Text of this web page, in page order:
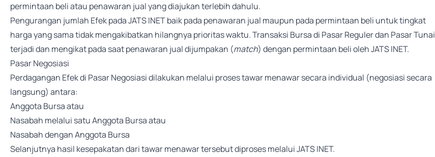
permintaan beli atau penawaran jual yang diajukan terlebih dahulu.
Pengurangan jumlah Efek pada JATS INET baik pada penawaran jual maupun pada permintaan beli untuk tingkat
harga yang sama tidak mengakibatkan hilangnya prioritas waktu. Transaksi Bursa di Pasar Reguler dan Pasar Tunai
terjadi dan mengikat pada saat penawaran jual dijumpakan (match) dengan permintaan beli oleh JATS INET.
Pasar Negosiasi
Perdagangan Efek di Pasar Negosiasi dilakukan melalui proses tawar menawar secara individual (negosiasi secara
langsung) antara:
Anggota Bursa atau
Nasabah melalui satu Anggota Bursa atau
Nasabah dengan Anggota Bursa
Selanjutnya hasil kesepakatan dari tawar menawar tersebut diproses melalui JATS INET.